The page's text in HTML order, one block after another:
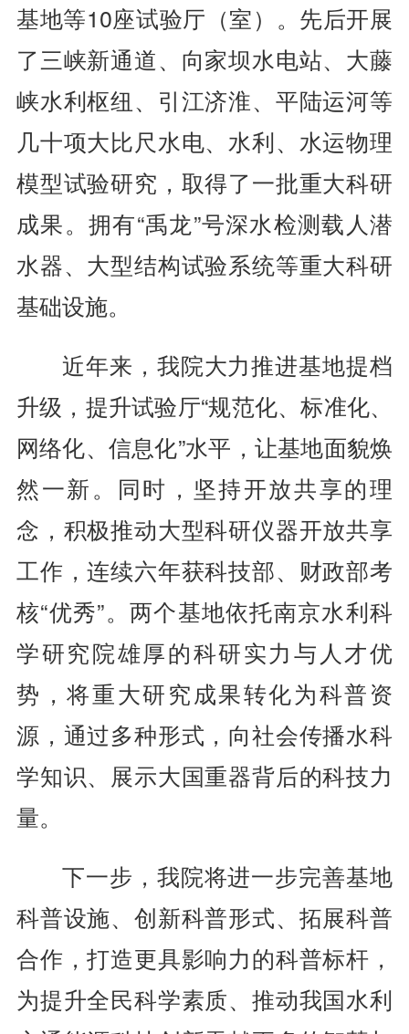
基地等10座试验厅（室）。先后开展
了三峡新通道、向家坝水电站、大藤
峡水利枢纽、引江济淮、平陆运河等
几十项大比尺水电、水利、水运物理
模型试验研究，取得了一批重大科研
成果。拥有“禹龙”号深水检测载人潜
水器、大型结构试验系统等重大科研
基础设施。
近年来，我院大力推进基地提档
升级，提升试验厅“规范化、标准化、
网络化、信息化”水平，让基地面貌焕
然一新。同时，坚持开放共享的理
念，积极推动大型科研仪器开放共享
工作，连续六年获科技部、财政部考
核“优秀”。两个基地依托南京水利科
学研究院雄厚的科研实力与人才优
势，将重大研究成果转化为科普资
源，通过多种形式，向社会传播水科
学知识、展示大国重器背后的科技力
量。
下一步，我院将进一步完善基地
科普设施、创新科普形式、拓展科普
合作，打造更具影响力的科普标杆，
为提升全民科学素质、推动我国水利